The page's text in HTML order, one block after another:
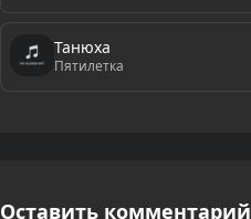
Танюха
Пятилетка
Оставить комментарий